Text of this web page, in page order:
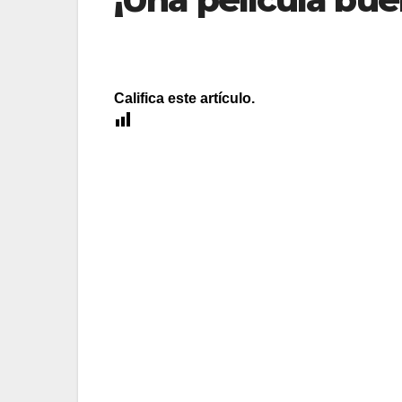
Califica este artículo.